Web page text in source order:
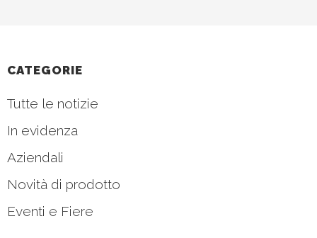
CATEGORIE
Tutte le notizie
In evidenza
Aziendali
Novità di prodotto
Eventi e Fiere